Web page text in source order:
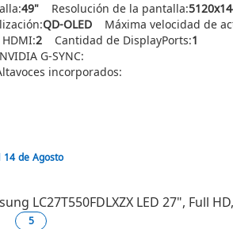
49" Resolución de la pantalla:
QD-OLED Máxima velocidad de
2 Cantidad de DisplayPorts:1
NVIDIA G-SYNC:
incorporados:
14 de Agosto
LC27T550FDLXZX LED 27", Full
5